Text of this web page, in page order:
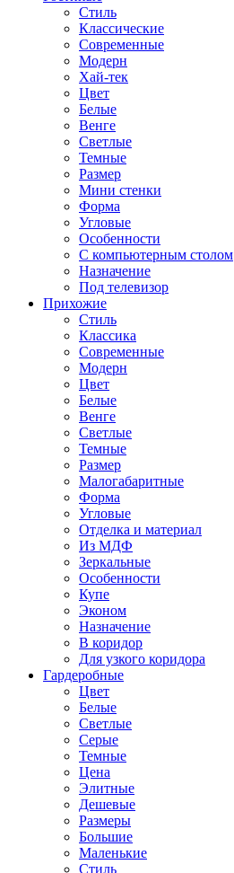
Стиль
Классические
Современные
Модерн
Хай-тек
Цвет
Белые
Венге
Светлые
Темные
Размер
Мини стенки
Форма
Угловые
Особенности
С компьютерным столом
Назначение
Под телевизор
Прихожие
Стиль
Классика
Современные
Модерн
Цвет
Белые
Венге
Светлые
Темные
Размер
Малогабаритные
Форма
Угловые
Отделка и материал
Из МДФ
Зеркальные
Особенности
Купе
Эконом
Назначение
В коридор
Для узкого коридора
Гардеробные
Цвет
Белые
Светлые
Серые
Темные
Цена
Элитные
Дешевые
Размеры
Большие
Маленькие
Стиль